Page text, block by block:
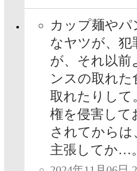
カップ麺や
なヤツが、犯
が、それ以前
ンスの取れた
取れたりして
権を侵害して
されてからは
主張してか…。